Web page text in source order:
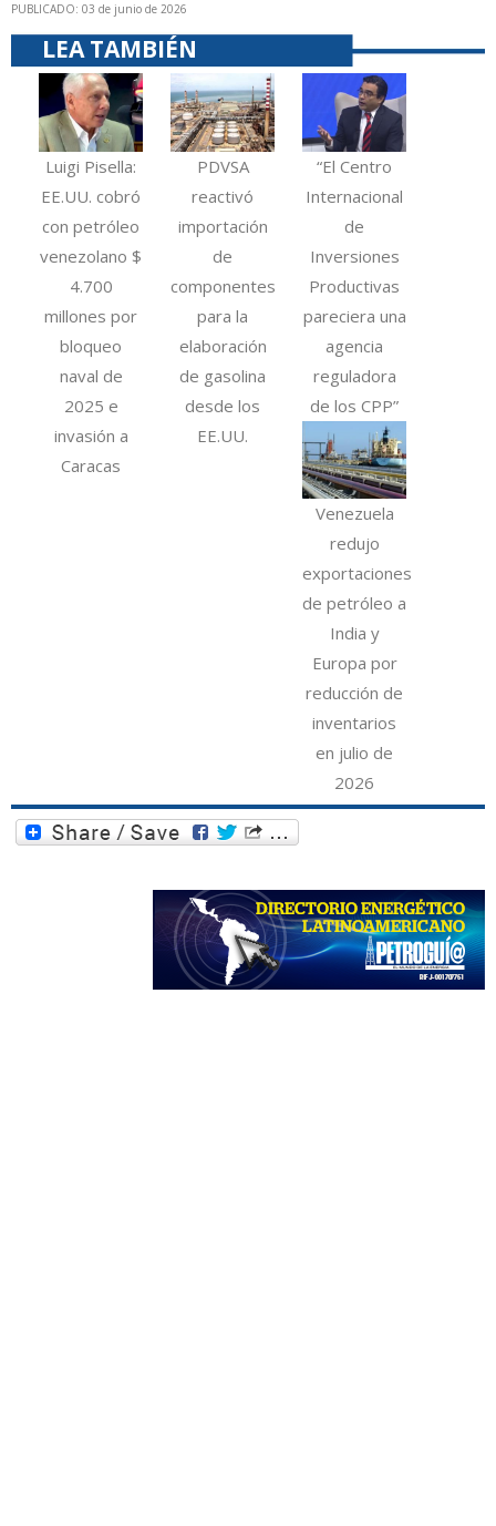
PUBLICADO: 03 de junio de 2026
LEA TAMBIÉN
Luigi Pisella:
EE.UU. cobró
con petróleo
venezolano $
4.700
millones por
bloqueo
naval de
2025 e
invasión a
Caracas
PDVSA
reactivó
importación
de
componentes
para la
elaboración
de gasolina
desde los
EE.UU.
“El Centro
Internacional
de
Inversiones
Productivas
pareciera una
agencia
reguladora
de los CPP”
Venezuela
redujo
exportaciones
de petróleo a
India y
Europa por
reducción de
inventarios
en julio de
2026